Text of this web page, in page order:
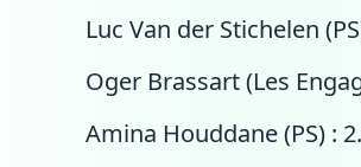
Luc Van der Stichelen
Oger Brassart (Les
Amina Houddane (PS) :